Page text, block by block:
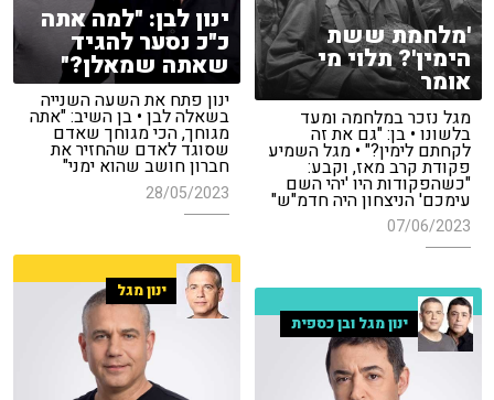
'מלחמת ששת
הימין'? תלוי מי
אומר
מגל נזכר במלחמה ומעד
בלשונו • בן: "גם את זה
לקחתם לימין?" • מגל השמיע
פקודת קרב מאז, וקבע:
"כשהפקודות היו 'יהי השם
עימכם' הניצחון היה חדמ"ש"
07/06/2023
ינון לבן: "למה אתה
כ"כ נסער להגיד
שאתה שמאלן?"
ינון פתח את השעה השנייה
בשאלה לבן • בן השיב: "אתה
מגוחך, הכי מגוחך שאדם
שסוגד לאדם שהחזיר את
חברון חושב שהוא ימני"
28/05/2023
ינון מגל
ינון מגל ובן כספית